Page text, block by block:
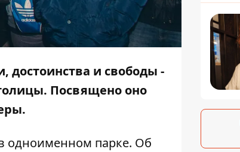
достоинства и свободы -
Посвящено оно
одноименном парке. Об